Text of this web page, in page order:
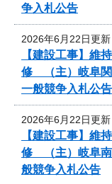
争入札公告
2026年6月22日更新
【建設工事】
修 （主）岐阜
一般競争入札公告
2026年6月22日更新
【建設工事】
修 （主）岐阜
般競争入札公告